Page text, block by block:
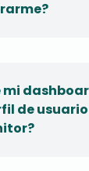
mi
de usuario